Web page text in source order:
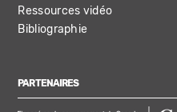
Ressources vidéo
Bibliographie
PARTENAIRES